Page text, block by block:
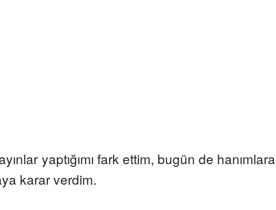
yaptığımı fark ettim, bugün de hanımlara
karar verdim.